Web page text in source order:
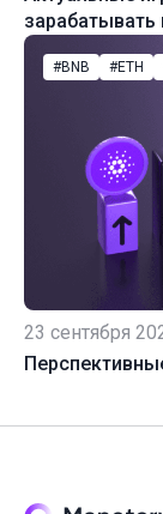
зарабатывать
#BNB #ETH
23 сентября